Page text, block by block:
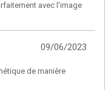
avec l'image
09/06/2023
de manière